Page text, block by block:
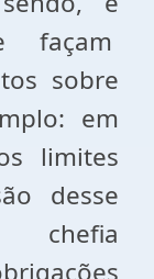
façam
sobre
em
limites
desse
chefia